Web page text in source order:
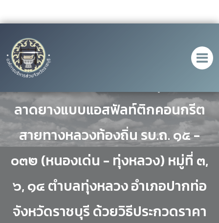
ประกวดราคาจ้างปรับปรุงถนน
ลาดยางแบบแอสฟัลท์ติกคอนกรีต
สายทางหลวงท้องถิ่น รบ.ถ. ๑๕ -
๐๓๒ (หนองเด่น - ทุ่งหลวง) หมู่ที่ ๓,
๖, ๑๔ ตำบลทุ่งหลวง อำเภอปากท่อ
จังหวัดราชบุรี ด้วยวิธีประกวดราคา